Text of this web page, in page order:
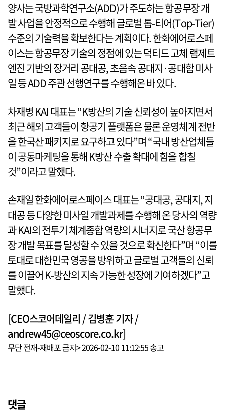
양사는 국방과학연구소(ADD)가 주도하는 항공무장 개
발 사업을 안정적으로 수행해 글로벌 톱-티어(Top-Tier)
수준의 기술력을 확보한다는 계획이다. 한화에어로스페
이스는 항공무장 기술의 정점에 있는 덕티드 고체 램제트
엔진 기반의 장거리 공대공, 초음속 공대지·공대함 미사
일 등 ADD 주관 선행연구를 수행해온 바 있다.
차재병 KAI 대표는 “K방산의 기술 신뢰성이 높아지면서
최근 해외 고객들이 항공기 플랫폼은 물론 운영체계 전반
을 한국산 패키지로 요구하고 있다”며 “국내 방산업체들
이 공동마케팅을 통해 K방산 수출 확대에 힘을 합칠
것”이라고 말했다.
손재일 한화에어로스페이스 대표는 “공대공, 공대지, 지
대공 등 다양한 미사일 개발과제를 수행해 온 당사의 역량
과 KAI의 전투기 체계종합 역량의 시너지로 국산 항공무
장 개발 목표를 달성할 수 있을 것으로 확신한다”며 “이를
토대로 대한민국 영공을 방위하고 글로벌 고객들의 신뢰
를 이끌어 K-방산의 지속 가능한 성장에 기여하겠다”고
말했다.
[CEO스코어데일리 / 김병훈 기자 /
andrew45@ceoscore.co.kr]
무단 전재-재배포 금지> 2026-02-10 11:12:55 송고
댓글